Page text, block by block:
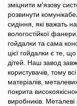
зміцнити м'язову
розвинути
сидіння, які важать
вологостійкої
гойдалки та сама
цієї гойдалки є те,
дітей. Наш завод
користувачів, тому
матеріалів,
покрита
виробників.